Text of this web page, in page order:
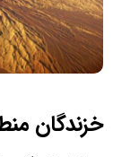
خزندگان